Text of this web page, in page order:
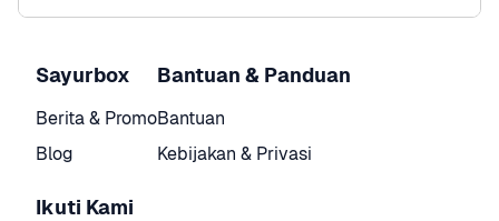
Sayurbox
Berita & Promo
Blog
Bantuan & Panduan
Bantuan
Kebijakan & Privasi
Ikuti Kami